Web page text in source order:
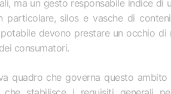
ma un gesto responsabile indice di
particolare, silos e vasche di
devono prestare un occhio di
consumatori.
quadro che governa questo ambito